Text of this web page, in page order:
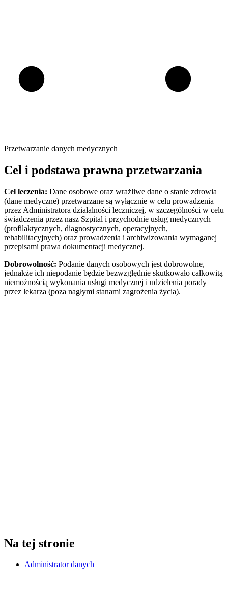
Przetwarzanie danych medycznych
Cel i podstawa prawna przetwarzania
Cel leczenia: Dane osobowe oraz wrażliwe dane o stanie zdrowia
(dane medyczne) przetwarzane są wyłącznie w celu prowadzenia
przez Administratora działalności leczniczej, w szczególności w celu
świadczenia przez nasz Szpital i przychodnie usług medycznych
(profilaktycznych, diagnostycznych, operacyjnych,
rehabilitacyjnych) oraz prowadzenia i archiwizowania wymaganej
przepisami prawa dokumentacji medycznej.
Dobrowolność: Podanie danych osobowych jest dobrowolne,
jednakże ich niepodanie będzie bezwzględnie skutkowało całkowitą
niemożnością wykonania usługi medycznej i udzielenia porady
przez lekarza (poza nagłymi stanami zagrożenia życia).
Na tej stronie
Administrator danych